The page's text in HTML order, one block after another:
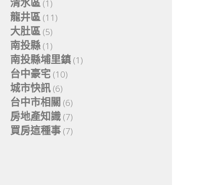
(1)
龍井區 (11)
大肚區 (5)
南投縣 (1)
南投縣埔里鎮 (1)
台中豪宅 (10)
城市快訊 (6)
台中市相關 (6)
房地產知識 (7)
買房這種事 (7)